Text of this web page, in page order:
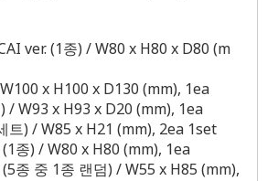
ver. (1종) / W80 x H80 x D80 (m
x H100 x D130 (mm), 1ea
) / W93 x H93 x D20 (mm), 1ea
트) / W85 x H21 (mm), 2ea 1set
(1종) / W80 x H80 (mm), 1ea
(5종 중 1종 랜덤) / W55 x H85 (mm),